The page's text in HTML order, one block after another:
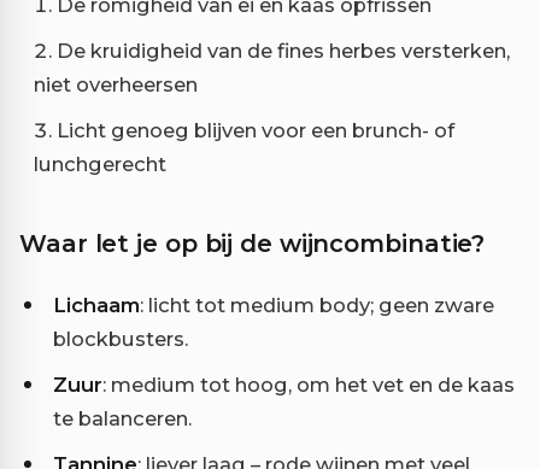
De kruidigheid van de fines herbes versterken,
niet overheersen
Licht genoeg blijven voor een brunch- of
lunchgerecht
Waar let je op bij de wijncombinatie?
Lichaam: licht tot medium body; geen zware
blockbusters.
Zuur: medium tot hoog, om het vet en de kaas
te balanceren.
Tannine: liever laag – rode wijnen met veel